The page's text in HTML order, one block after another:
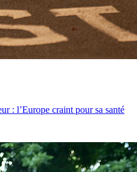
: l’Europe craint pour sa santé